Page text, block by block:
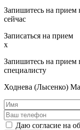
Запишитесь на прием
сейчас
Записаться на прием
x
Запишитесь на
специалисту
Ходнева (Лысенко)
Даю согласие на